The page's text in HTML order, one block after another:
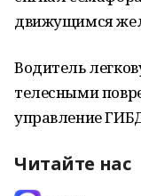
движущимся
Водитель
телесными
управление
Читайте нас